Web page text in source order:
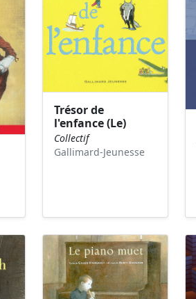
Trésor de
l'enfance (Le)
Collectif
Gallimard-Jeunesse